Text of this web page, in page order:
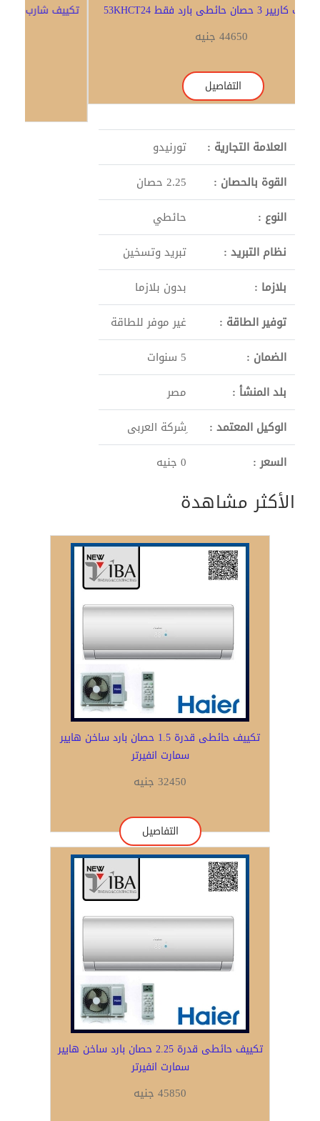
جهاز تكييف كاريير 3 حصان حائطى بارد فقط 53KHCT24
العلامة التجارية :
تورنيدو
القوة بالحصان :
2.25 حصان
النوع :
حائطي
نظام التبريد :
تبريد وتسخين
بلازما :
بدون بلازما
توفير الطاقة :
غير موفر للطاقة
الضمان :
5 سنوات
بلد المنشأ :
مصر
الوكيل المعتمد :
ِشركة العربى
السعر :
0 جنيه
الأكثر مشاهدة
تكييف حائطى قدرة 1.5 حصان بارد ساخن هايير
سمارت انفيرتر
32450 جنيه
التفاصيل
تكييف حائطى قدرة 2.25 حصان بارد ساخن هايير
سمارت انفيرتر
45850 جنيه